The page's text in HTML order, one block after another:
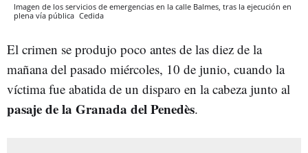
Imagen de los servicios de emergencias en la calle Balmes, tras la ejecución en
plena vía pública Cedida
El crimen se produjo poco antes de las diez de la
mañana del pasado miércoles, 10 de junio, cuando la
víctima fue abatida de un disparo en la cabeza junto al
pasaje de la Granada del Penedès.